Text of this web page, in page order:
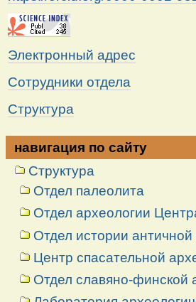
Электронный адрес
Сотрудники отдела
Структура
навигация по сайту
Структура
Отдел палеолита
Отдел археологии
Отдел истории античной
Центр спасательной
Отдел славяно-финской